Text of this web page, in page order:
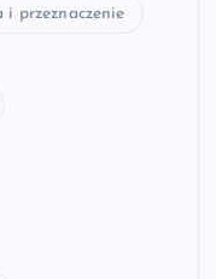
i przeznaczenie